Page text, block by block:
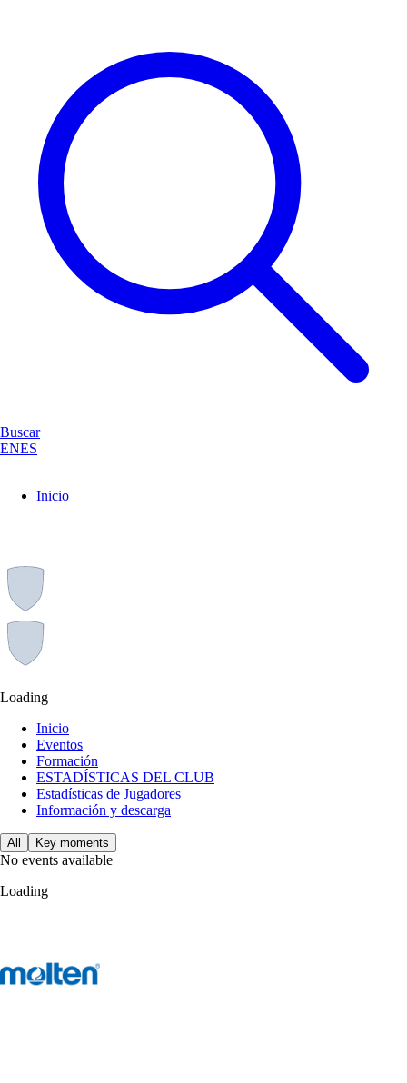
Buscar
ENES
Inicio
Loading
Inicio
Eventos
Formación
ESTADÍSTICAS DEL CLUB
Estadísticas de Jugadores
Información y descarga
All Key moments
No events available
Loading